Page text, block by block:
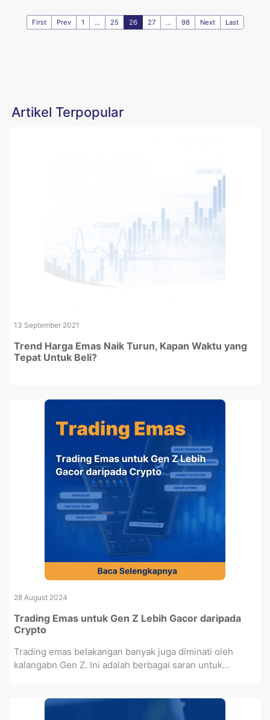
First Prev 1 ... 25 26 27 ... 98 Next Last
Artikel Terpopular
13 September 2021
Trend Harga Emas Naik Turun, Kapan Waktu yang
Tepat Untuk Beli?
28 August 2024
Trading Emas untuk Gen Z Lebih Gacor daripada
Crypto
Trading emas belakangan banyak juga diminati oleh
kalangabn Gen Z. Ini adalah berbagai saran untuk...